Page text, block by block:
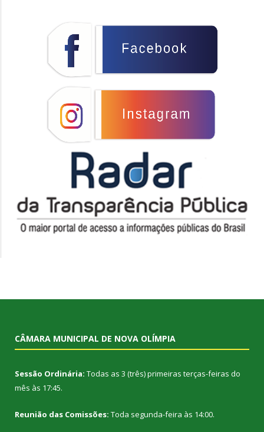
CÂMARA MUNICIPAL DE NOVA OLÍMPIA
Sessão Ordinária: Todas as 3 (três) primeiras terças-feiras do
mês às 17:45.
Reunião das Comissões: Toda segunda-feira às 14:00.